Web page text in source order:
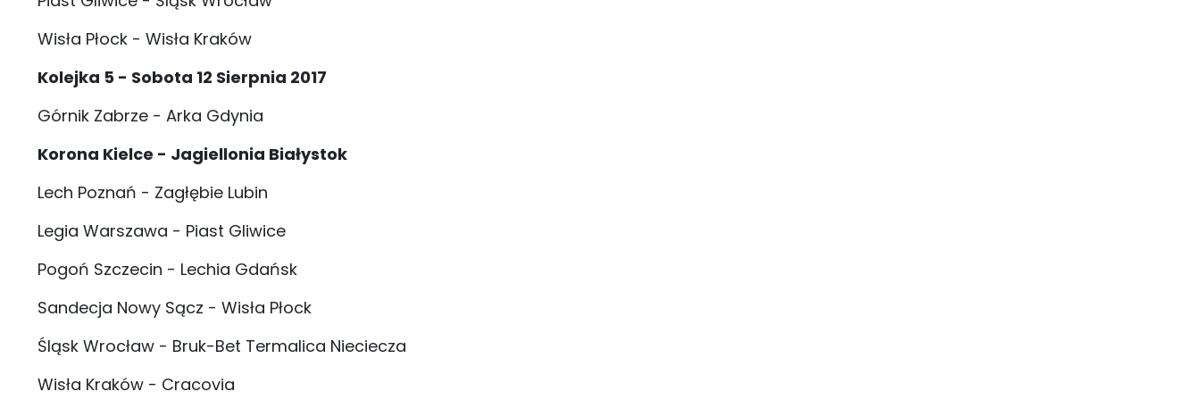
Wisła Płock - Wisła Kraków
Kolejka 5 - Sobota 12 Sierpnia 2017
Górnik Zabrze - Arka Gdynia
Korona Kielce - Jagiellonia Białystok
Lech Poznań - Zagłębie Lubin
Legia Warszawa - Piast Gliwice
Pogoń Szczecin - Lechia Gdańsk
Sandecja Nowy Sącz - Wisła Płock
Śląsk Wrocław - Bruk-Bet Termalica Nieciecza
Wisła Kraków - Cracovia